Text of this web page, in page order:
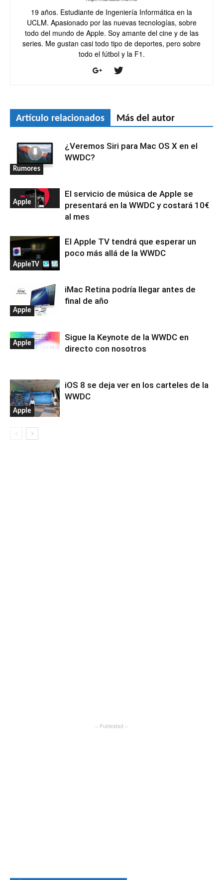
19 años. Estudiante de Ingeniería Informática en la
UCLM. Apasionado por las nuevas tecnologías, sobre
todo del mundo de Apple. Soy amante del cine y de las
series. Me gustan casi todo tipo de deportes, pero sobre
todo el fútbol y la F1.
Artículo relacionados Más del autor
Rumores
¿Veremos Siri para Mac OS X en el
WWDC?
Apple
El servicio de música de Apple se
presentará en la WWDC y costará 10€
al mes
AppleTV
El Apple TV tendrá que esperar un
poco más allá de la WWDC
Apple
iMac Retina podría llegar antes de
final de año
Apple
Sigue la Keynote de la WWDC en
directo con nosotros
Apple
iOS 8 se deja ver en los carteles de la
WWDC
– Publicidad –